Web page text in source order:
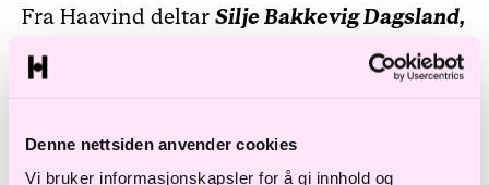
Denne nettsiden anvender cookies
Vi bruker informasjonskapsler for å gi innhold og
Fra Haavind deltar Silje Bakkevig Dagsland,
Kari Gimmingsrud, Andreas Meyer, Bård
og Hadia
sikkerhetslovgivningens betydning for